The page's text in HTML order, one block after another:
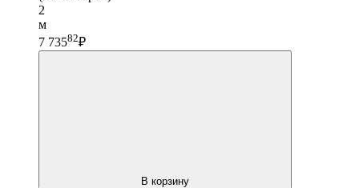
2
м
7 73582₽
В корзину